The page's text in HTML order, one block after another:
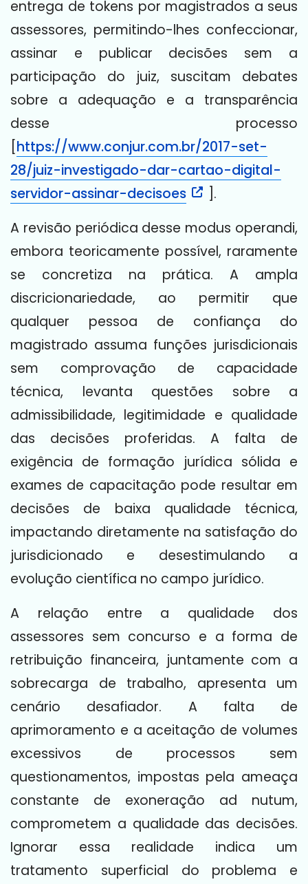
entrega de tokens por magistrados a seus
assessores, permitindo-lhes confeccionar,
assinar e publicar decisões sem a
participação do juiz, suscitam debates
sobre a adequação e a transparência
desse processo
https://www.conjur.com.br/2017-set-
28/juiz-investigado-dar-cartao-digital-
servidor-assinar-decisoes
].
A revisão periódica desse modus operandi,
embora teoricamente possível, raramente
se concretiza na prática. A ampla
discricionariedade, ao permitir que
qualquer pessoa de confiança do
magistrado assuma funções jurisdicionais
sem comprovação de capacidade
técnica, levanta questões sobre a
admissibilidade, legitimidade e qualidade
das decisões proferidas. A falta de
exigência de formação jurídica sólida e
exames de capacitação pode resultar em
decisões de baixa qualidade técnica,
impactando diretamente na satisfação do
jurisdicionado e desestimulando a
evolução científica no campo jurídico.
A relação entre a qualidade dos
assessores sem concurso e a forma de
retribuição financeira, juntamente com a
sobrecarga de trabalho, apresenta um
cenário desafiador. A falta de
aprimoramento e a aceitação de volumes
excessivos de processos sem
questionamentos, impostas pela ameaça
constante de exoneração ad nutum,
comprometem a qualidade das decisões.
Ignorar essa realidade indica um
tratamento superficial do problema e